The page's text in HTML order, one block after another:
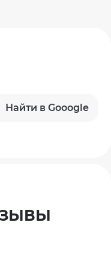
Найти в Gooogle